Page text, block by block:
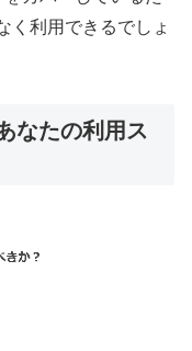
く利用できるでしょ
なたの利用ス